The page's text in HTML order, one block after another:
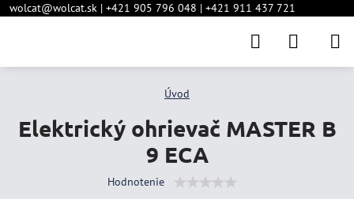
wolcat@wolcat.sk | +421 905 796 048 | +421 911 437 721
Úvod
Elektrický ohrievač MASTER B
9 ECA
Hodnotenie